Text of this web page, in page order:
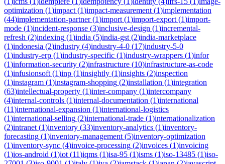
optimization (1)impact (1)impact-measurement (1)implementation
(44)implementation-partner(1)import (1)import-export (1)import-
mode (1)incident-response (3)inclusive-design (1)incremental-
refresh (2)indexing (1)india (5)india-gst (2)india-marketplace
(1)indonesia (2)industry (4)industry-4-0 (17)industry-5-0
(1)industry-erp (1)industry-specific (1)industry-wrappers (1)infor
(1)information-security (2)infrastructure (10)infrastructure-as-code
(1)infusionsoft (1)inp (1)insightly (1)insights (2)inspection
(1)instagram (1)instagram-shopping (2)installation (1)integration
(63)intellectual-property (1)inter-company (1)intercompany
(4)internal-controls (1)internal-documentation (1)international
(11)international-expansion (1)international-logistics
(1)international-selling (2)international-trade (1)internationalization
(2)intranet (1)inventory (33)inventory-analytics (1)inventory-
forecasting (1)inventory-management (5)inventory-optimization
(1)inventory-sync (4)invoice-processing (2)invoices (1)invoicing
(1)ios-android (1)iot (11)iqms (1)isa-95 (1)isms (1)iso-13485 (1)iso-